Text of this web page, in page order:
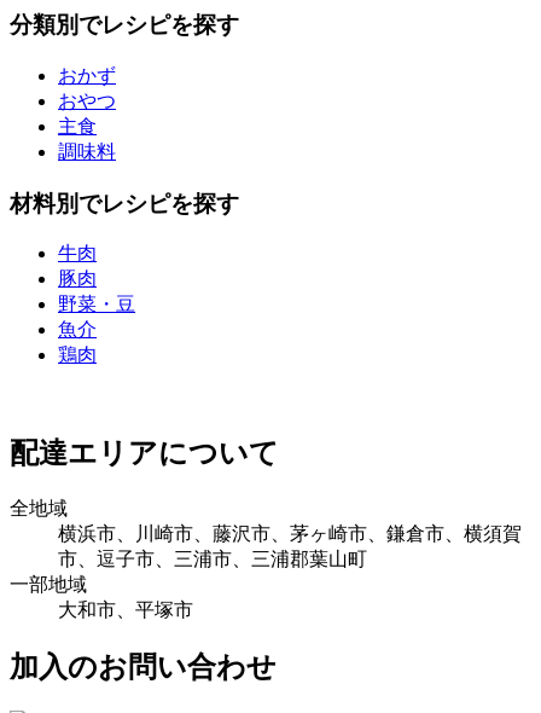
分類別でレシピを探す
おかず
おやつ
主食
調味料
材料別でレシピを探す
牛肉
豚肉
野菜・豆
魚介
鶏肉
配達エリアについて
全地域
横浜市、川崎市、藤沢市、茅ヶ崎市、鎌倉市、横須賀
市、逗子市、三浦市、三浦郡葉山町
一部地域
大和市、平塚市
加入のお問い合わせ